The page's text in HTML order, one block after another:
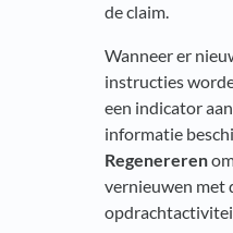
de claim.
Wanneer er
instructies
een indicator
informatie
Regenereren
vernieuwen met